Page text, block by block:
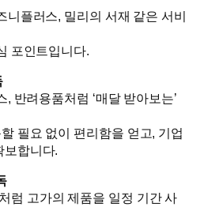
니플러스, 밀리의 서재 같은 서비
포인트입니다.
, 반려용품처럼 ‘매달 받아보는’
필요 없이 편리함을 얻고, 기업
보합니다.
럼 고가의 제품을 일정 기간 사